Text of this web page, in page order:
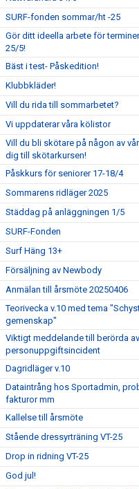
SURF-fonden sommar/ht -25
Gör ditt ideella arbete för
25/5!
Bäst i test- Påskedition!
Klubbkläder!
Vill du rida till sommarbetet?
Vi uppdaterar våra kölistor
Vill du bli skötare på någon av
dig till skötarkursen!
Påskkurs för seniorer 17-18/4
Sommarens ridläger 2025
Städdag på anläggningen 1/5
SURF-Fonden
Surf Häng 13+
Försäljning av Newbody
Anmälan till årsmöte 20250406
Teorivecka v.10 med tema
gemenskap"
Viktigt meddelande till berörda
personuppgiftsincident
Dagridläger v.10
Dataintrång hos Sportadmin,
fakturor mm
Kallelse till årsmöte
Stående dressyrträning VT-25
Drop in ridning VT-25
God jul!